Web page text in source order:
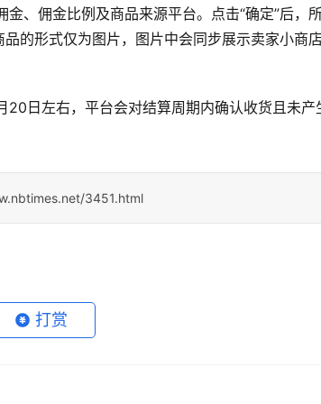
、佣金比例及商品来源平台。点击“确定”后，
的形式仅为图片，图片中会同步展示卖家小商
日左右，平台会对结算周期内确认收货且未产
3451.html
打赏